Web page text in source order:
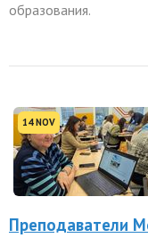
образования.
14 NOV
Преподаватели